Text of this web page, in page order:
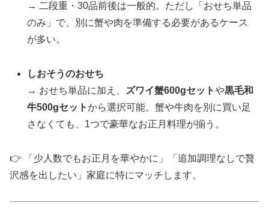
→ 二段重・30品前後は一般的。ただし「おせち単品
のみ」で、別に蟹や肉を準備する必要があるケース
が多い。
しおそうのおせち
→ おせち単品に加え、
ズワイ蟹600gセットや黒毛和
牛500gセットから選択可能。蟹や牛肉を別に買い足
さなくても、1つで豪華なお正月料理が揃う。
👉 「少人数でもお正月を華やかに」「追加調理なしで贅
沢感を出したい」家庭に特にマッチします。